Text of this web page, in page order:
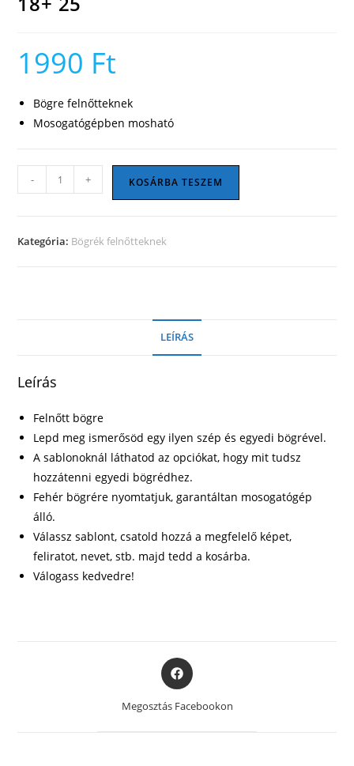
1990 Ft
Bögre felnőtteknek
Mosogatógépben mosható
25
- + KOSÁRBA TESZEM
Kategória: Bögrék felnőtteknek
LEÍRÁS
Leírás
Felnőtt bögre
Lepd meg ismerősöd egy ilyen szép és egyedi bögrével.
A sablonoknál láthatod az opciókat, hogy mit tudsz
hozzátenni egyedi bögrédhez.
Fehér bögrére nyomtatjuk, garantáltan mosogatógép
álló.
Válassz sablont, csatold hozzá a megfelelő képet,
feliratot, nevet, stb. majd tedd a kosárba.
Válogass kedvedre!
Opens
in
a
Megosztás Facebookon